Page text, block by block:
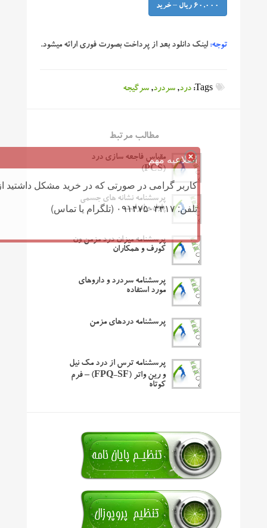
60,000 ریال – خرید
توجه: لینک دانلود بعد از پرداخت بصورت فوری ارائه میشود.
Tags: درد,سردرد,سرگیجه
مطالب مرتبط
مقیاس فاجعه سازی درد
(PCS)
پرسشنامه نشانه های جسمی
پاول و انرایت
پرسشنامه میزان درد مزمن ون
کورف و همکاران
پرسشنامه سردرد و داروهای
مورد استفاده
پرسشنامه دردهای مزمن
پرسشنامه ترس از درد مک نیل
و رین واتر (FPQ-SF) – فرم
کوتاه
اطلاعیه مهم
کاربر گرامی در صورتی که در خرید مشکل داشتید
تلفن: ۰۹۱۴۷۵۰۳۳۱۷ (تلگرام یا تماس)